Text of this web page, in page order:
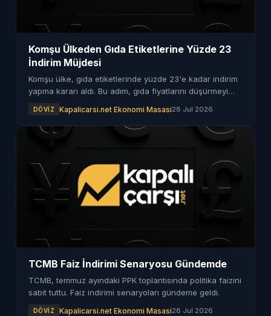
Komşu Ülkeden Gıda Etiketlerine Yüzde 23
İndirim Müjdesi
Komşu ülke, gıda etiketlerinde yüzde 23'e kadar indirim
yapma kararı aldı. Bu adım, gıda fiyatlarını düşürmeyi
DÖVIZ Kapalicarsi.net Ekonomi Masasi28 Jul 2026
TCMB Faiz İndirimi Senaryosu Gündemde
TCMB, temmuz ayındaki PPK toplantısında politika faizini
sabit tuttu. Faiz indirimi senaryoları gündeme geldi.
DÖVIZ Kapalicarsi.net Ekonomi Masasi28 Jul 2026